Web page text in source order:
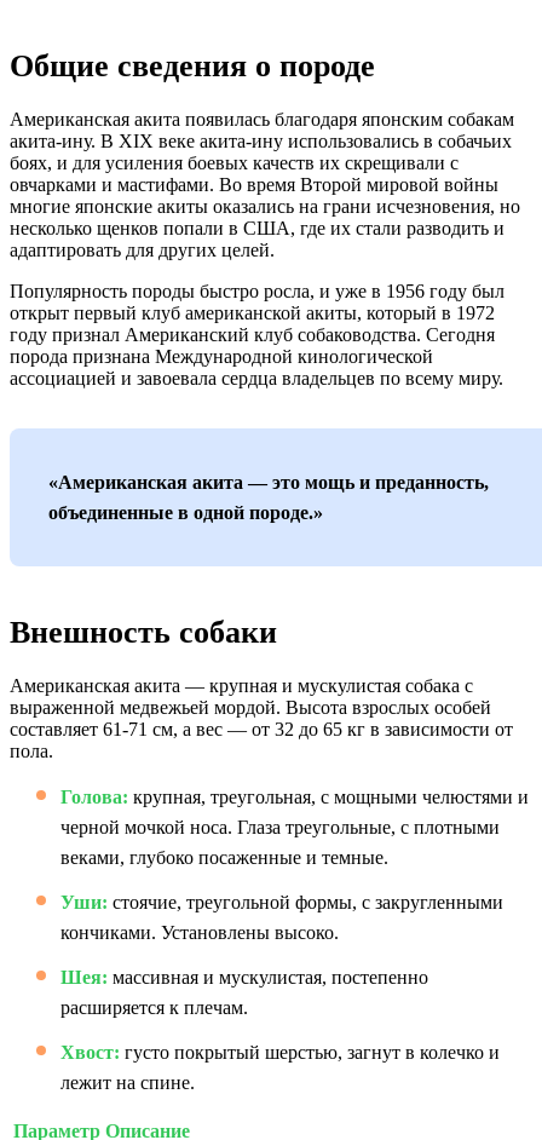
Общие сведения о породе
Американская акита появилась благодаря японским собакам
акита-ину. В XIX веке акита-ину использовались в собачьих
боях, и для усиления боевых качеств их скрещивали с
овчарками и мастифами. Во время Второй мировой войны
многие японские акиты оказались на грани исчезновения, но
несколько щенков попали в США, где их стали разводить и
адаптировать для других целей.
Популярность породы быстро росла, и уже в 1956 году был
открыт первый клуб американской акиты, который в 1972
году признал Американский клуб собаководства. Сегодня
порода признана Международной кинологической
ассоциацией и завоевала сердца владельцев по всему миру.
«Американская акита — это мощь и преданность,
объединенные в одной породе.»
Внешность собаки
Американская акита — крупная и мускулистая собака с
выраженной медвежьей мордой. Высота взрослых особей
составляет 61-71 см, а вес — от 32 до 65 кг в зависимости от
пола.
Голова: крупная, треугольная, с мощными челюстями и
черной мочкой носа. Глаза треугольные, с плотными
веками, глубоко посаженные и темные.
Уши: стоячие, треугольной формы, с закругленными
кончиками. Установлены высоко.
Шея: массивная и мускулистая, постепенно
расширяется к плечам.
Хвост: густо покрытый шерстью, загнут в колечко и
лежит на спине.
Параметр Описание